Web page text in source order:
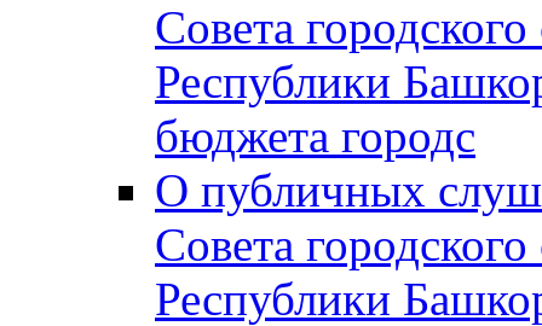
Совета
Республики
бюджета городс
О публичных
Совета
Республики